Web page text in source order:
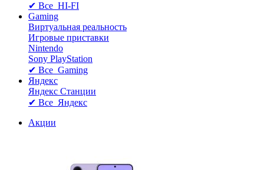
✔ Все HI-FI
Gaming
Виртуальная реальность
Игровые приставки
Nintendo
Sony PlayStation
✔ Все Gaming
Яндекс
Яндекс Станции
✔ Все Яндекс
Акции